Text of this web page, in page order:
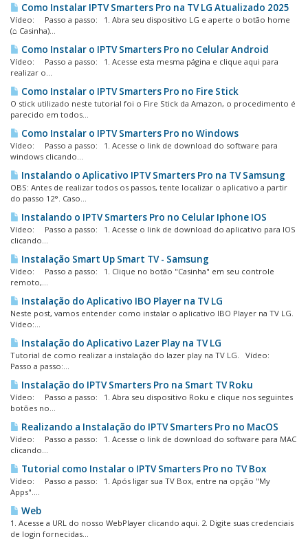
Como Instalar IPTV Smarters Pro na TV LG Atualizado 2025
Vídeo: Passo a passo: 1. Abra seu dispositivo LG e aperte o botão home
(⌂ Casinha)...
Como Instalar o IPTV Smarters Pro no Celular Android
Vídeo: Passo a passo: 1. Acesse esta mesma página e clique aqui para
realizar o...
Como Instalar o IPTV Smarters Pro no Fire Stick
O stick utilizado neste tutorial foi o Fire Stick da Amazon, o procedimento é
parecido em todos...
Como Instalar o IPTV Smarters Pro no Windows
Vídeo: Passo a passo: 1. Acesse o link de download do software para
windows clicando...
Instalando o Aplicativo IPTV Smarters Pro na TV Samsung
OBS: Antes de realizar todos os passos, tente localizar o aplicativo a partir
do passo 12°. Caso...
Instalando o IPTV Smarters Pro no Celular Iphone IOS
Vídeo: Passo a passo: 1. Acesse o link de download do aplicativo para IOS
clicando...
Instalação Smart Up Smart TV - Samsung
Vídeo: Passo a passo: 1. Clique no botão "Casinha" em seu controle
remoto,...
Instalação do Aplicativo IBO Player na TV LG
Neste post, vamos entender como instalar o aplicativo IBO Player na TV LG.
Vídeo:...
Instalação do Aplicativo Lazer Play na TV LG
Tutorial de como realizar a instalação do lazer play na TV LG. Vídeo:
Passo a passo:...
Instalação do IPTV Smarters Pro na Smart TV Roku
Vídeo: Passo a passo: 1. Abra seu dispositivo Roku e clique nos seguintes
botões no...
Realizando a Instalação do IPTV Smarters Pro no MacOS
Vídeo: Passo a passo: 1. Acesse o link de download do software para MAC
clicando...
Tutorial como Instalar o IPTV Smarters Pro no TV Box
Vídeo: Passo a passo: 1. Após ligar sua TV Box, entre na opção "My
Apps"....
Web
1. Acesse a URL do nosso WebPlayer clicando aqui. 2. Digite suas credenciais
de login fornecidas...